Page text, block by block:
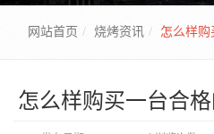
网站首页 烧烤资讯 怎么样购
怎么样购买一台合